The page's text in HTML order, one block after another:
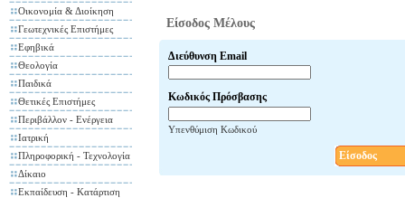
Οικονομία & Διοίκηση
Γεωτεχνικές Επιστήμες
Εφηβικά
Θεολογία
Παιδικά
Θετικές Επιστήμες
Περιβάλλον - Ενέργεια
Ιατρική
Πληροφορική - Τεχνολογία
Δίκαιο
Εκπαίδευση - Κατάρτιση
Είσοδος Μέλους
Διεύθυνση Email
Κωδικός Πρόσβασης
Υπενθύμιση Κωδικού
Είσοδος